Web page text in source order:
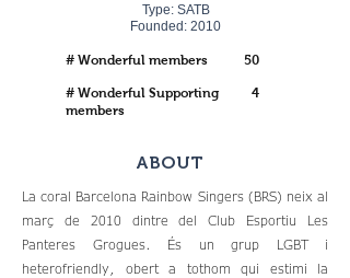
Type: SATB
Founded: 2010
# Wonderful members 50
# Wonderful Supporting
members
4
ABOUT
La coral Barcelona Rainbow Singers (BRS) neix al
març de 2010 dintre del Club Esportiu Les
Panteres Grogues. És un grup LGBT i
heterofriendly, obert a tothom qui estimi la